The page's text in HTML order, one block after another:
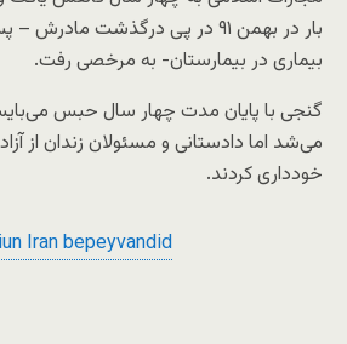
بار در بهمن ۹۱ در پی درگذشت
بیماری در بیمارستان- به مرخصی رفت.
می‌شد اما دادستانی و مسئولان زندان از
خودداری کردند.